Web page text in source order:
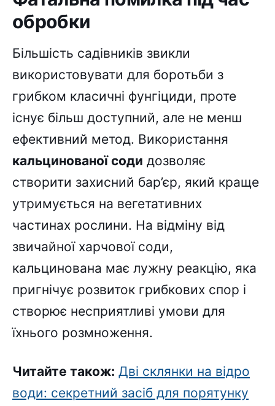
обробки
Більшість садівників звикли
використовувати для боротьби з
грибком класичні фунгіциди, проте
існує більш доступний, але не менш
ефективний метод. Використання
кальцинованої соди дозволяє
створити захисний бар’єр, який краще
утримується на вегетативних
частинах рослини. На відміну від
звичайної харчової соди,
кальцинована має лужну реакцію, яка
пригнічує розвиток грибкових спор і
створює несприятливі умови для
їхнього розмноження.
Читайте також: Дві склянки на відро
води: секретний засіб для порятунку